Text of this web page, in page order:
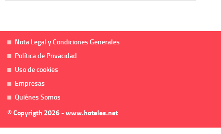
Nota Legal y Condiciones Generales
Política de Privacidad
Uso de cookies
Empresas
Quiénes Somos
© Copyrigth 2026 - www.hoteles.net